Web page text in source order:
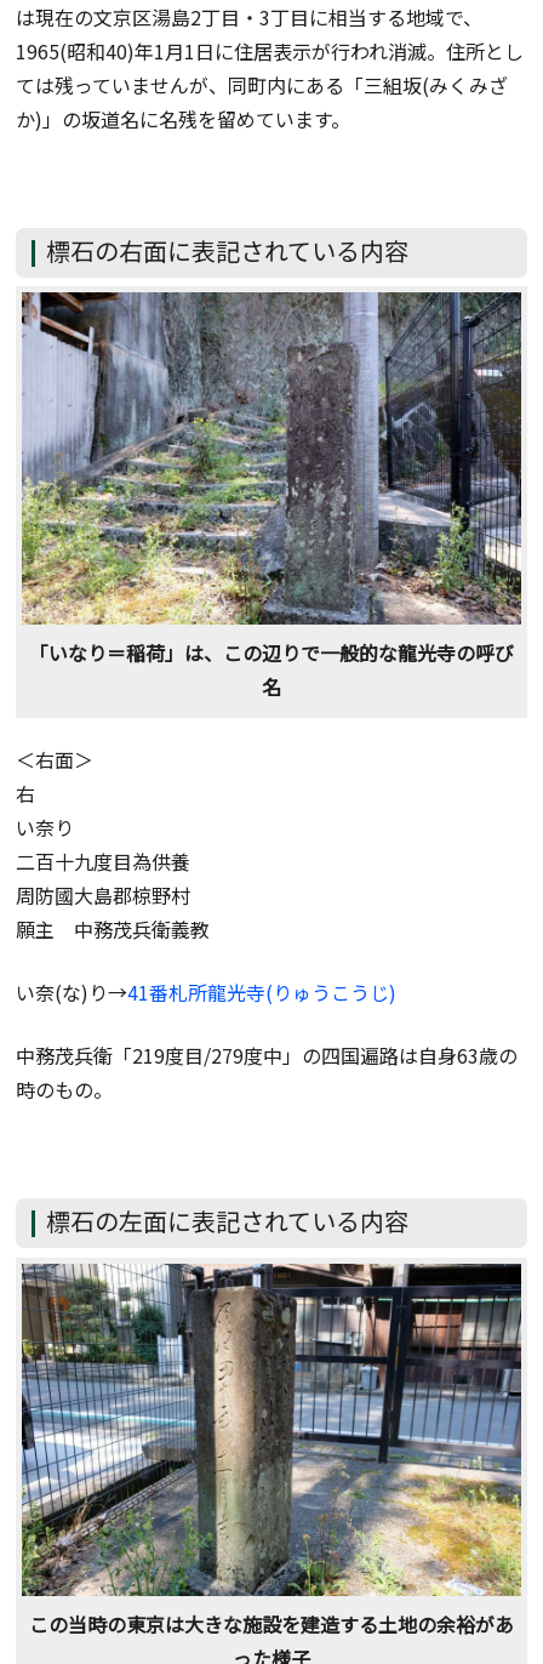
は現在の文京区湯島2丁目・3丁目に相当する地域で、
1965(昭和40)年1月1日に住居表示が行われ消滅。住所とし
ては残っていませんが、同町内にある「三組坂(みくみざ
か)」の坂道名に名残を留めています。
標石の右面に表記されている内容
「いなり＝稲荷」は、この辺りで一般的な龍光寺の呼び
名
＜右面＞
右
い奈り
二百十九度目為供養
周防國大島郡椋野村
願主 中務茂兵衛義教
い奈(な)り→41番札所龍光寺(りゅうこうじ)
中務茂兵衛「219度目/279度中」の四国遍路は自身63歳の
時のもの。
標石の左面に表記されている内容
この当時の東京は大きな施設を建造する土地の余裕があ
った様子